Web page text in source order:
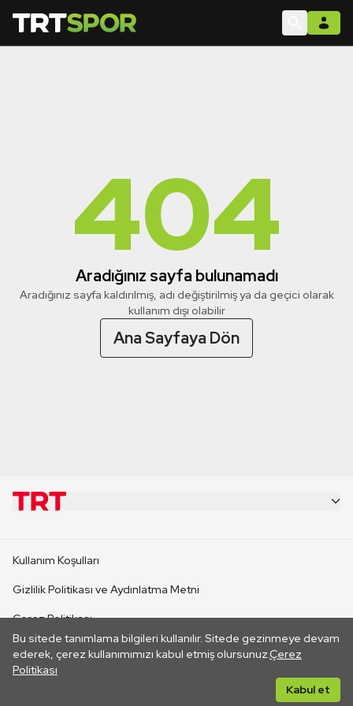
404
Aradığınız sayfa bulunamadı
Aradığınız sayfa kaldırılmış, adı değiştirilmiş ya da geçici olarak
kullanım dışı olabilir
Ana Sayfaya Dön
Bu sitede tanımlama bilgileri kullanılır. Sitede gezinmeye devam
ederek, çerez kullanımımızı kabul etmiş olursunuz.Çerez
Politikası
Kabul et
CANLI YAYINLAR
Kullanım Koşulları
Gizlilik Politikası ve Aydınlatma Metni
Çerez Politikası
İletişim
Her hakkı saklıdır. ©2026 TRT. Bağlantı yoluyla gidilen dış